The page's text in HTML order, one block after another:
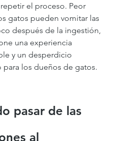
el proceso. Peor
gatos pueden vomitar las
después de la ingestión,
una experiencia
y un desperdicio
los dueños de gatos.
pasar de las
al